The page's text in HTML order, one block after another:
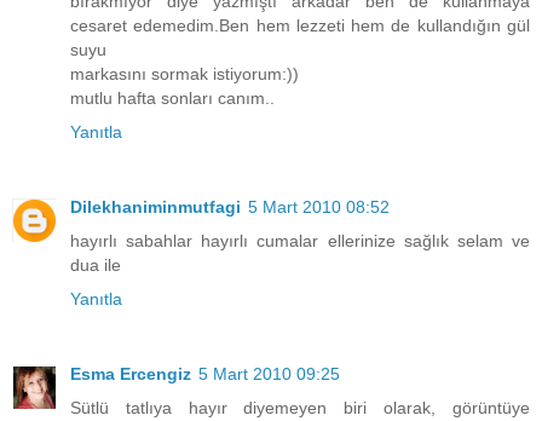
cesaret edemedim.Ben hem lezzeti hem de kullandığın gül
suyu
markasını sormak istiyorum:))
mutlu hafta sonları canım..
Yanıtla
Dilekhaniminmutfagi 5 Mart 2010 08:52
hayırlı sabahlar hayırlı cumalar ellerinize sağlık selam ve
dua ile
Yanıtla
Esma Ercengiz 5 Mart 2010 09:25
Sütlü tatlıya hayır diyemeyen biri olarak, görüntüye